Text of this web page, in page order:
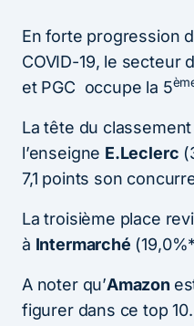
En forte progression
COVID-19, le secteur
et PGC occupe la 5
La tête du
l’enseigne E.Leclerc
7,1 points son
La troisième place
à Intermarché
A noter qu’Amazon
figurer dans ce top